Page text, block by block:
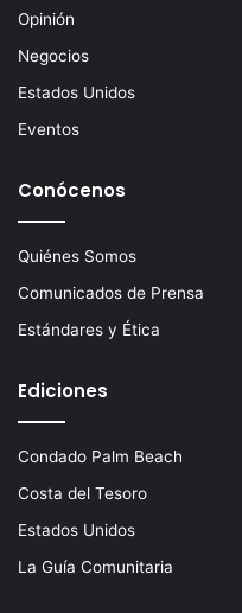
Opinión
Negocios
Estados Unidos
Eventos
Conócenos
Quiénes Somos
Comunicados de Prensa
Estándares y Ética
Ediciones
Condado Palm Beach
Costa del Tesoro
Estados Unidos
La Guía Comunitaria